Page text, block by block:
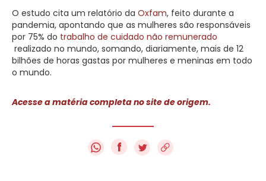
O estudo cita um relatório da Oxfam, feito durante a
pandemia, apontando que as mulheres são responsáveis
por 75% do trabalho de cuidado não remunerado
realizado no mundo, somando, diariamente, mais de 12
bilhões de horas gastas por mulheres e meninas em todo
o mundo.
Acesse a matéria completa no site de origem.
f